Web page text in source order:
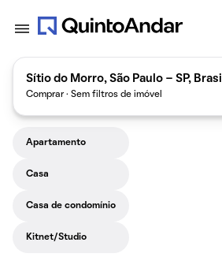
Sítio do Morro, São Paulo - SP, Brasil
Comprar · Sem filtros de imóvel
Apartamento
Casa
Casa de condomínio
Kitnet/Studio